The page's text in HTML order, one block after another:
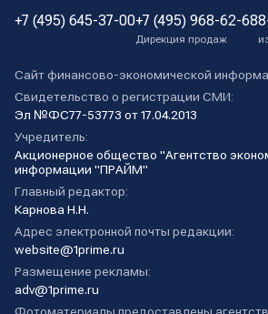
+7 (495) 645-37-00+7 (495) 968-62-68
Дирекция продаж
Сайт финансово-экономической
Свидетельство о регистрации СМИ:
Эл №ФС77-53773 от 17.04.2013
Учредитель:
Акционерное общество "Агентство
информации "ПРАЙМ"
Главный редактор:
Карнова Н.Н.
Адрес электронной почты редакции:
website@1prime.ru
Размещение рекламы:
adv@1prime.ru